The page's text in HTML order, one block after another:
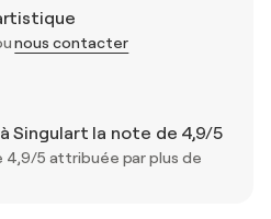
nous contacter
Singulart la note de 4,9/5
4,9/5 attribuée par plus de